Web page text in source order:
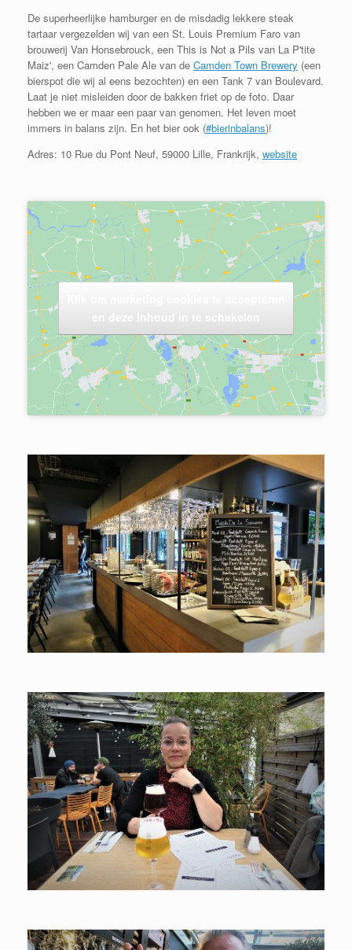
De superheerlijke hamburger en de misdadig lekkere steak
tartaar vergezelden wij van een St. Louis Premium Faro van
brouwerij Van Honsebrouck, een This is Not a Pils van La P'tite
Maiz', een Camden Pale Ale van de Camden Town Brewery (een
bierspot die wij al eens bezochten) en een Tank 7 van Boulevard.
Laat je niet misleiden door de bakken friet op de foto. Daar
hebben we er maar een paar van genomen. Het leven moet
immers in balans zijn. En het bier ook (#bierinbalans)!
Adres: 10 Rue du Pont Neuf, 59000 Lille, Frankrijk, website
en deze inhoud in te schakelen